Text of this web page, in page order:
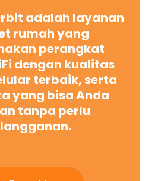
adalah layanan
rumah yang
perangkat
dengan kualitas
terbaik, serta
yang bisa Anda
tanpa perlu